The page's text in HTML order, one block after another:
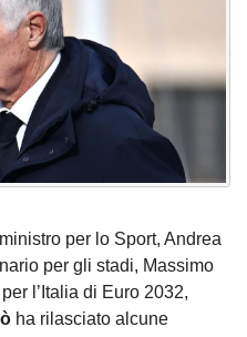
per lo Sport, Andrea
per gli stadi, Massimo
l’Italia di Euro 2032,
ha rilasciato alcune